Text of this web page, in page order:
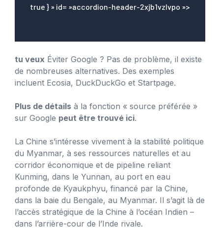
true } » id= »accordion-header-2xjb1vzlvpo »>
tu veux Éviter Google ? Pas de problème, il existe
de nombreuses alternatives. Des exemples
incluent Ecosia, DuckDuckGo et Startpage.
Plus de détails à la fonction « source préférée »
sur Google peut être trouvé ici.
La Chine s’intéresse vivement à la stabilité politique
du Myanmar, à ses ressources naturelles et au
corridor économique et de pipeline reliant
Kunming, dans le Yunnan, au port en eau
profonde de Kyaukphyu, financé par la Chine,
dans la baie du Bengale, au Myanmar. Il s’agit là de
l’accès stratégique de la Chine à l’océan Indien –
dans l’arrière-cour de l’Inde rivale.